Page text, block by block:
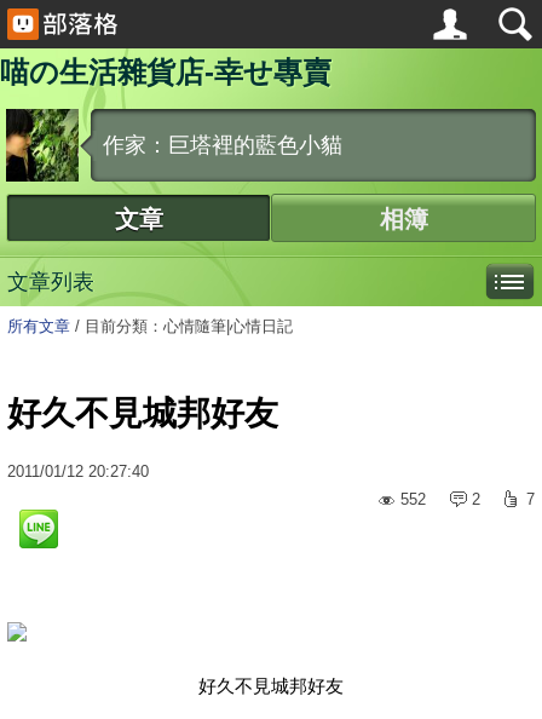
喵の生活雜貨店-幸せ專賣
作家：巨塔裡的藍色小貓
文章 相簿
文章列表
所有文章 / 目前分類：心情隨筆|心情日記
好久不見城邦好友
2011/01/12 20:27:40
552
2 7
好久不見城邦好友